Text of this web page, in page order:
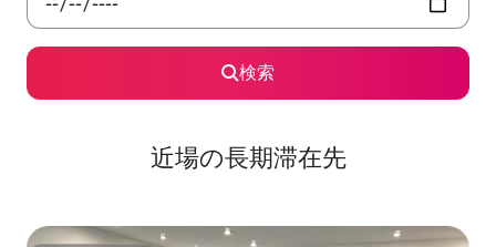
検索
近場の長期滞在先